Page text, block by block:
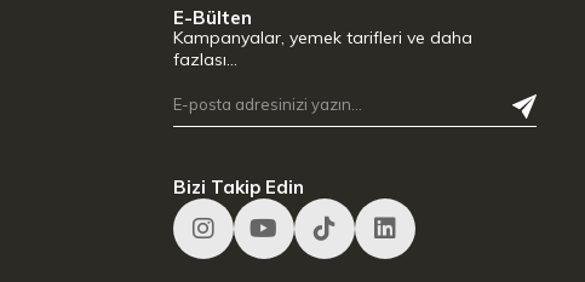
E-Bülten
Kampanyalar, yemek tarifleri ve daha
fazlası…
Bizi Takip Edin